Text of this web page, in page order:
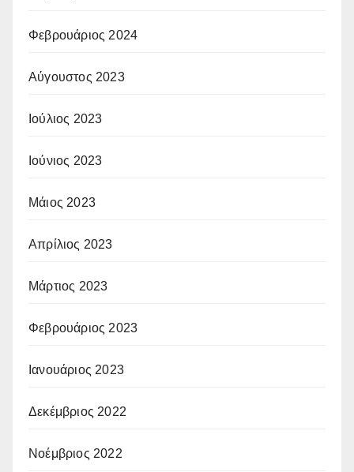
Φεβρουάριος 2024
Αύγουστος 2023
Ιούλιος 2023
Ιούνιος 2023
Μάιος 2023
Απρίλιος 2023
Μάρτιος 2023
Φεβρουάριος 2023
Ιανουάριος 2023
Δεκέμβριος 2022
Νοέμβριος 2022